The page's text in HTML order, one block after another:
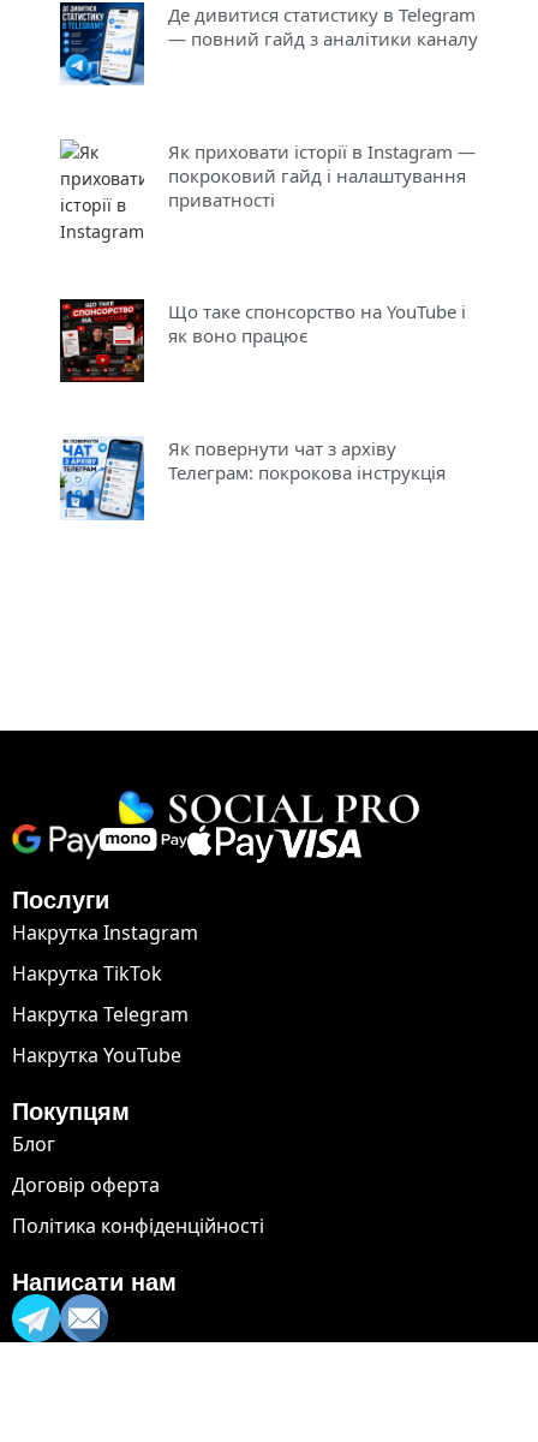
Де дивитися статистику в Telegram
— повний гайд з аналітики каналу
Як приховати історії в Instagram —
покроковий гайд і налаштування
приватності
Що таке спонсорство на YouTube і
як воно працює
Як повернути чат з архіву
Телеграм: покрокова інструкція
Послуги
Накрутка Instagram
Накрутка TikTok
Накрутка Telegram
Накрутка YouTube
Покупцям
Блог
Договір оферта
Політика конфіденційності
Написати нам